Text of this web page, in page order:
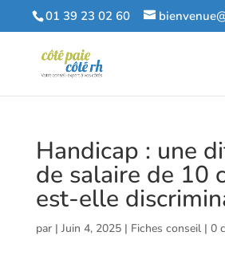
01 39 23 02 60
Handicap : une
de salaire de 10
est-elle
par | Juin 4, 2025| Fiches conseil| 0